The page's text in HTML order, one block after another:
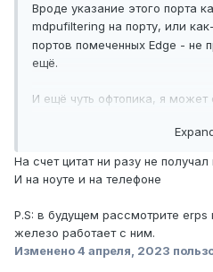
Вроде указание этого порта
mdpufiltering на порту, или
портов помеченных Edge - не
ещё.
И ещё чуть офтопика, я может
действиях просто
то баллов тут недобрал что
или надо с браузерами
Ещё разroma33rus и
На счет цитат ни разу не
И на ноуте и на телефоне
P.S: в будущем рассмотрите erps
железо работает с ним.
Изменено4 апреля, 2023